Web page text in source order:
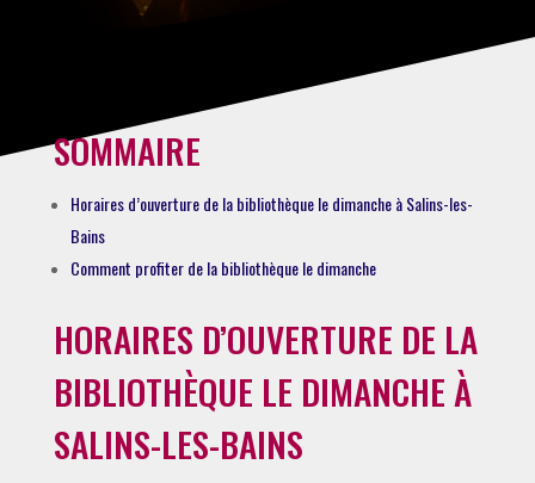
SOMMAIRE
Horaires d’ouverture de la bibliothèque le dimanche à Salins-les-
Bains
Comment profiter de la bibliothèque le dimanche
HORAIRES D’OUVERTURE DE LA
BIBLIOTHÈQUE LE DIMANCHE À
SALINS-LES-BAINS